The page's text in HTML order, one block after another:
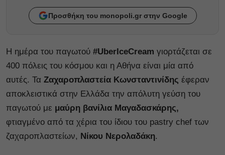
Προσθήκη του monopoli.gr στην Google
Η ημέρα του παγωτού #UberIceCream γιορτάζεται σε
400 πόλεις του κόσμου και η Αθήνα είναι μία από
αυτές. Τα Ζαχαροπλαστεία Κωνσταντινίδης έφεραν
αποκλειστικά στην Ελλάδα την απόλυτη γεύση του
παγωτού με μαύρη βανίλια Μαγαδασκάρης,
φτιαγμένο από τα χέρια του ίδιου του pastry chef των
ζαχαροπλαστείων, Νίκου Νερολαδάκη.